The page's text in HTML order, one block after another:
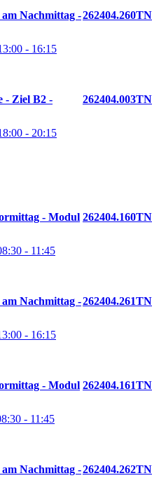
Nachmittag -262404.260TN
- 16:15
- Ziel B2 -
262404.003TN
- 20:15
- Modul 262404.160TN
- 11:45
Nachmittag -262404.261TN
- 16:15
- Modul 262404.161TN
- 11:45
Nachmittag -262404.262TN